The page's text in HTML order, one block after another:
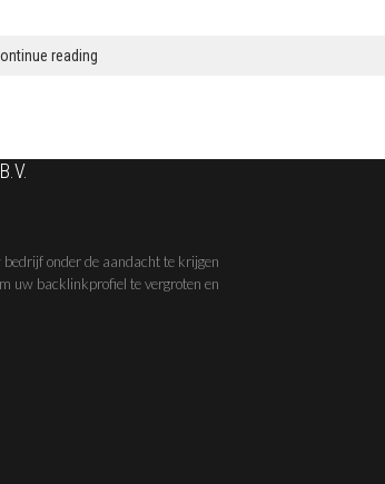
reading
onder de aandacht te krijgen
uw backlinkprofiel te vergroten en